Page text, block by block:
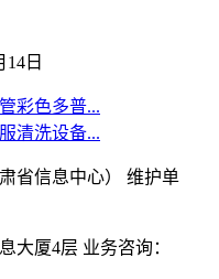
日
彩色多普...
清洗设备...
省信息中心） 维护单
大厦4层 业务咨询：